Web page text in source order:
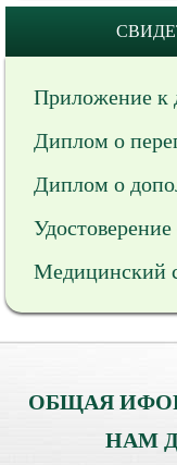
Приложение к
Диплом о
Диплом о
Медицинский
ОБЩАЯ
НАМ